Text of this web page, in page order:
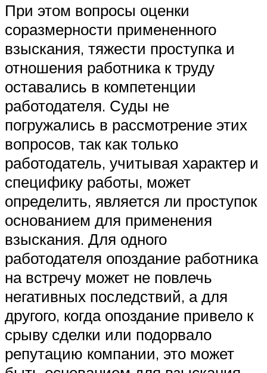
При этом вопросы оценки
соразмерности примененного
взыскания, тяжести проступка и
отношения работника к труду
оставались в компетенции
работодателя. Суды не
погружались в рассмотрение этих
вопросов, так как только
работодатель, учитывая характер и
специфику работы, может
определить, является ли проступок
основанием для применения
взыскания. Для одного
работодателя опоздание работника
на встречу может не повлечь
негативных последствий, а для
другого, когда опоздание привело к
срыву сделки или подорвало
репутацию компании, это может